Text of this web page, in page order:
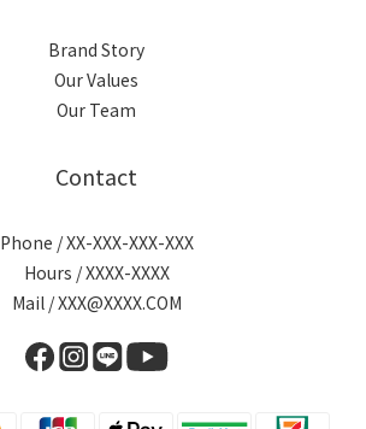
Brand Story
Our Values
Our Team
Contact
Phone / XX-XXX-XXX-XXX
Hours / XXXX-XXXX
Mail / XXX@XXXX.COM